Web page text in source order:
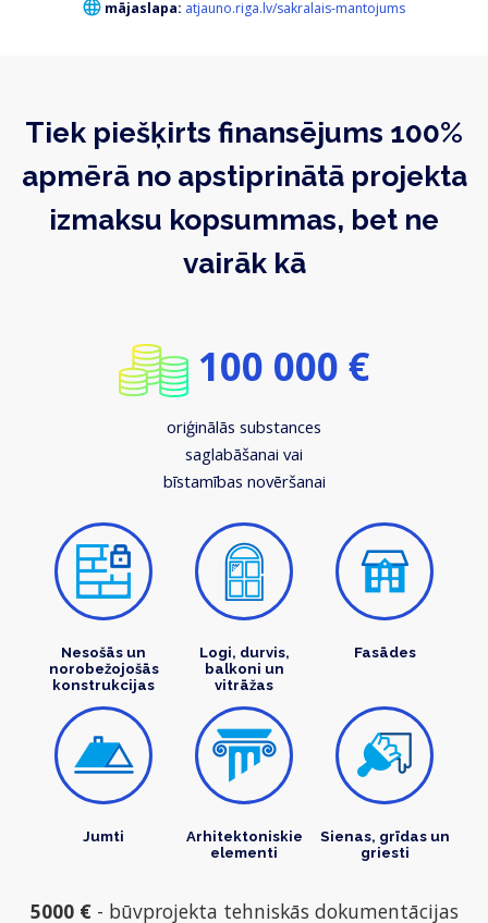
mājaslapa: atjauno.riga.lv/sakralais-mantojums
Tiek piešķirts finansējums 100%
apmērā no apstiprinātā projekta
izmaksu kopsummas, bet ne
vairāk kā
100 000 €
oriģinālās substances
saglabāšanai vai
bīstamības novēršanai
Nesošās un
norobežojošās
konstrukcijas
Logi, durvis,
balkoni un
vitrāžas
Fasādes
Jumti
Arhitektoniskie
elementi
Sienas, grīdas un
griesti
5000 €- būvprojekta tehniskās dokumentācijas